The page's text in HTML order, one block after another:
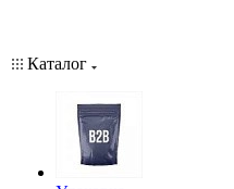
Каталог